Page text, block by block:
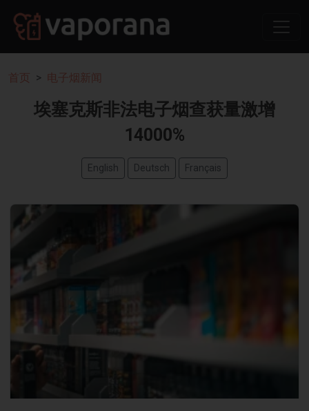
首页 电子烟新闻
埃塞克斯非法电子烟查获量激增
14000%
English Deutsch Français